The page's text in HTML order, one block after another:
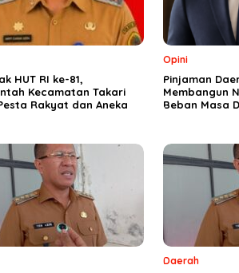
HUT RI ke-81,
Kecamatan Takari
Rakyat dan Aneka
Opini
Pinjaman
Membangun
Beban Masa
Daerah